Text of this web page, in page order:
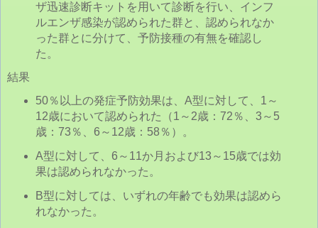
ザ迅速診断キットを用いて診断を行い、インフ
ルエンザ感染が認められた群と、認められなか
った群とに分けて、予防接種の有無を確認し
た。
結果
50％以上の発症予防効果は、A型に対して、1～
12歳において認められた（1～2歳：72％、3～5
歳：73％、6～12歳：58％）。
A型に対して、6～11か月および13～15歳では効
果は認められなかった。
B型に対しては、いずれの年齢でも効果は認めら
れなかった。